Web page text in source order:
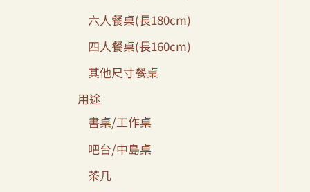
六人餐桌(長180cm)
四人餐桌(長160cm)
其他尺寸餐桌
用途
書桌/工作桌
吧台/中島桌
茶几